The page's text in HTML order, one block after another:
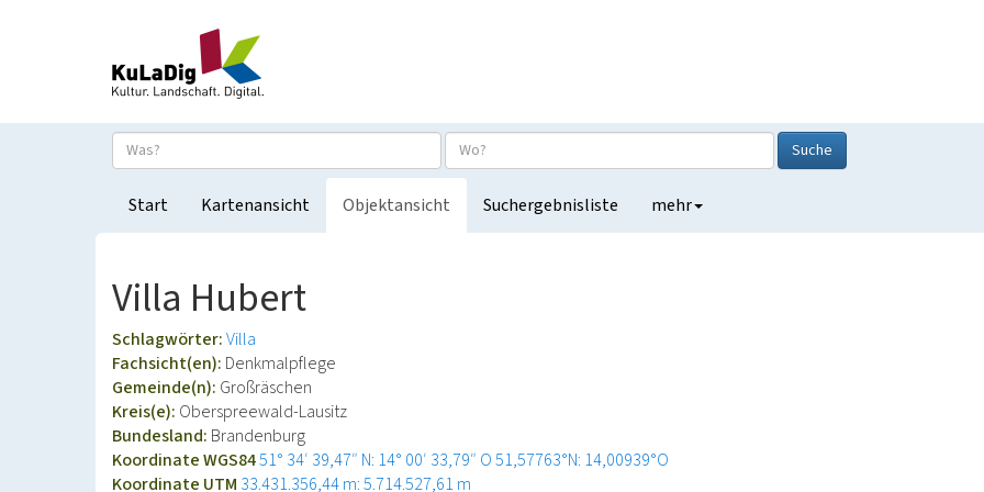
Suche
Start Kartenansicht Objektansicht Suchergebnisliste mehr
Villa Hubert
Schlagwörter:Villa
Fachsicht(en): Denkmalpflege
Gemeinde(n): Großräschen
Kreis(e): Oberspreewald-Lausitz
Bundesland: Brandenburg
Koordinate WGS8451° 34′ 39,47″ N: 14° 00′ 33,79″ O51,57763°N: 14,00939°O
Koordinate UTM 33.431.356,44 m: 5.714.527,61 m